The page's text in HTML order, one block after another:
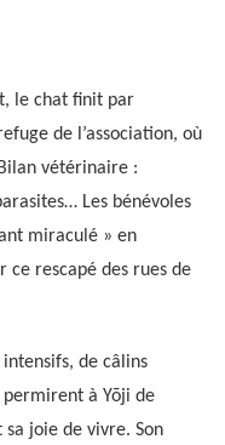
le chat finit par
de l’association, où
vétérinaire :
Les bénévoles
miraculé » en
ce rescapé des rues de
intensifs, de câlins
à Yōji de
joie de vivre. Son